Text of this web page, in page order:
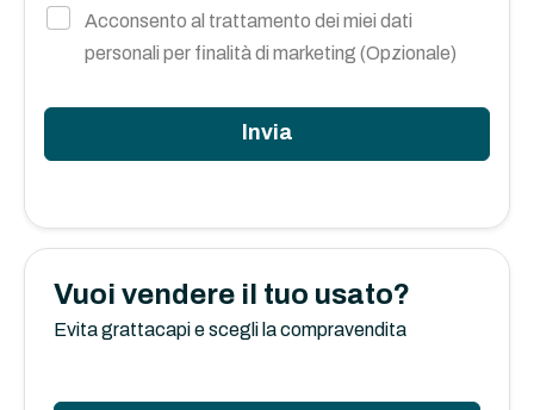
Vuoi vendere il tuo usato?
Evita grattacapi e scegli la compravendita
Acconsento al trattamento dei miei dati
personali per finalità di marketing (Opzionale)
Invia